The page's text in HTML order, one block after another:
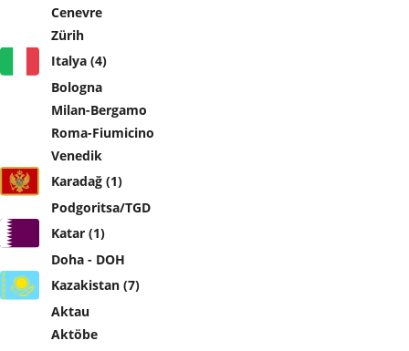
Cenevre
Zürih
Italya (4)
Bologna
Milan-Bergamo
Roma-Fiumicino
Venedik
Karadağ (1)
Podgoritsa/TGD
Katar (1)
Doha - DOH
Kazakistan (7)
Aktau
Aktöbe